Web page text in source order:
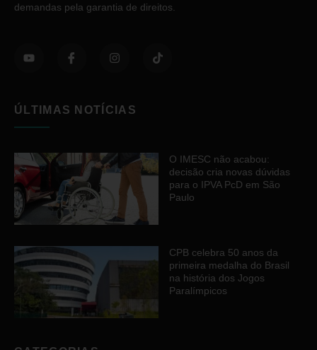
demandas pela garantia de direitos.
ÚLTIMAS NOTÍCIAS
O IMESC não acabou:
decisão cria novas dúvidas
para o IPVA PcD em São
Paulo
CPB celebra 50 anos da
primeira medalha do Brasil
na história dos Jogos
Paralímpicos